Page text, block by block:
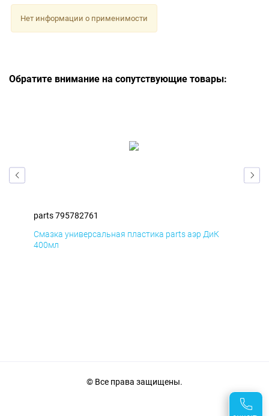
Нет информации о применимости
Обратите внимание на сопутствующие товары:
parts 795782761
Смазка универсальная пластика parts аэр ДиК
400мл
© Все права защищены.